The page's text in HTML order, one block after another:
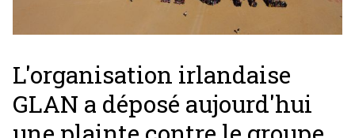
L'organisation irlandaise
GLAN a déposé aujourd'hui